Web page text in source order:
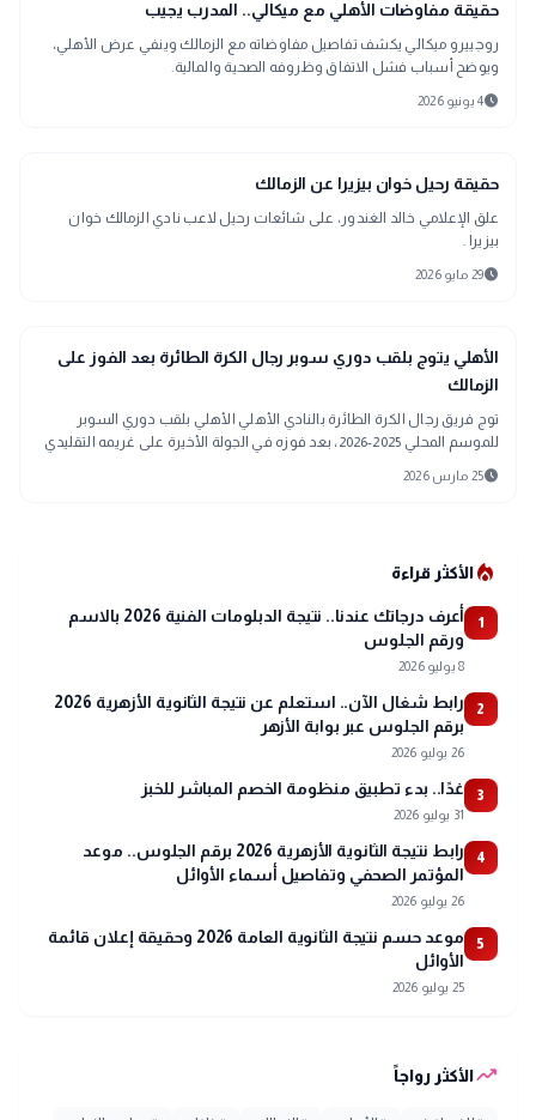
رياضة
حقيقة مفاوضات الأهلي مع ميكالي.. المدرب يجيب
روجييرو ميكالي يكشف تفاصيل مفاوضاته مع الزمالك وينفي عرض الأهلي،
ويوضح أسباب فشل الاتفاق وظروفه الصحية والمالية.
schedule4 يونيو 2026
sports_soccer
رياضة
حقيقة رحيل خوان بيزيرا عن الزمالك
علق الإعلامي خالد الغندور، على شائعات رحيل لاعب نادي الزمالك خوان
بيزيرا .
schedule29 مايو 2026
sports_soccer
رياضة
الأهلي يتوج بلقب دوري سوبر رجال الكرة الطائرة بعد الفوز على
الزمالك
توج فريق رجال الكرة الطائرة بالنادي الأهلي الأهلي بلقب دوري السوبر
للموسم المحلي 2025-2026، بعد فوزه في الجولة الأخيرة على غريمه التقليدي
الزمالك، بثل
schedule25 مارس 2026
local_fire_departmentالأكثر قراءة
1
أعرف درجاتك عندنا.. نتيجة الدبلومات الفنية 2026 بالاسم
ورقم الجلوس
8 يوليو 2026
2
رابط شغال الآن.. استعلم عن نتيجة الثانوية الأزهرية 2026
برقم الجلوس عبر بوابة الأزهر
26 يوليو 2026
3 غدًا.. بدء تطبيق منظومة الخصم المباشر للخبز
31 يوليو 2026
4
رابط نتيجة الثانوية الأزهرية 2026 برقم الجلوس.. موعد
المؤتمر الصحفي وتفاصيل أسماء الأوائل
26 يوليو 2026
5
موعد حسم نتيجة الثانوية العامة 2026 وحقيقة إعلان قائمة
الأوائل
25 يوليو 2026
trending_upالأكثر رواجاً